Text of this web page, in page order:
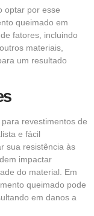
optar por esse
queimado em
fatores, incluindo
materiais,
um resultado
revestimentos de
e fácil
sua resistência às
impactar
do material. Em
queimado pode
em danos a